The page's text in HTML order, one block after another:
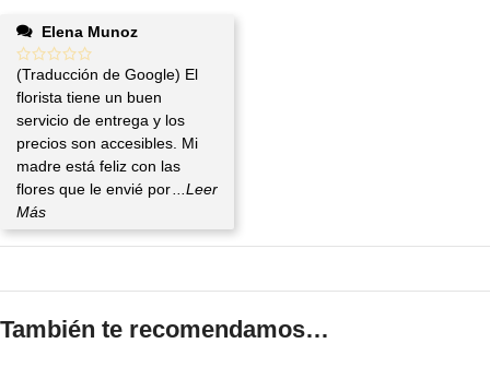
Elena Munoz
(Traducción de Google) El
florista tiene un buen
servicio de entrega y los
precios son accesibles. Mi
madre está feliz con las
flores que le envié por
...Leer
Más
También te recomendamos…